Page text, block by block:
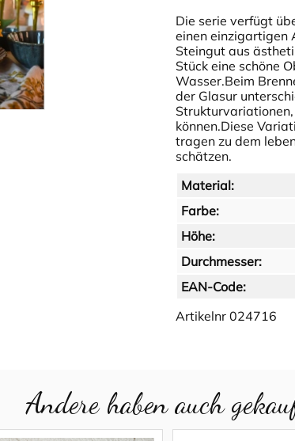
Die serie verfügt
einen einzigartigen
Steingut aus
Stück eine schöne
Wasser.Beim
der Glasur
können.Diese
tragen zu dem
schätzen.
Material:
Farbe:
Höhe:
Durchmesser:
EAN-Code:
Artikelnr 024716
Andere haben auch